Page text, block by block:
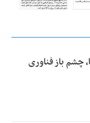
چشم باز فناوری